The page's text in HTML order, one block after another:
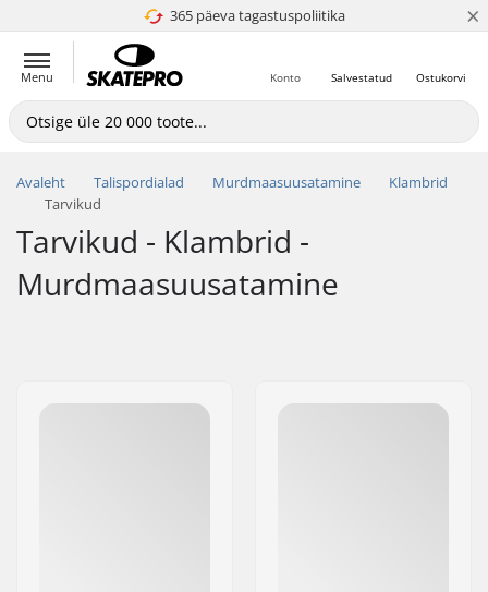
365 päeva tagastuspoliitika
4.8 paljaks 5 ×
Menu Ostukorvi
Salvestatud
Konto
Avaleht Talispordialad Murdmaasuusatamine
Klambrid
Tarvikud
Tarvikud - Klambrid -
Murdmaasuusatamine